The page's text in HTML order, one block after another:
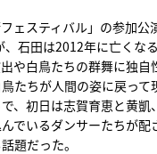
ェスティバル」の参加
石田は2012年に亡くな
や白鳥たちの群舞に独
たちが人間の姿に戻っ
、初日は志賀育恵と黄
でいるダンサーたちが
題だった。